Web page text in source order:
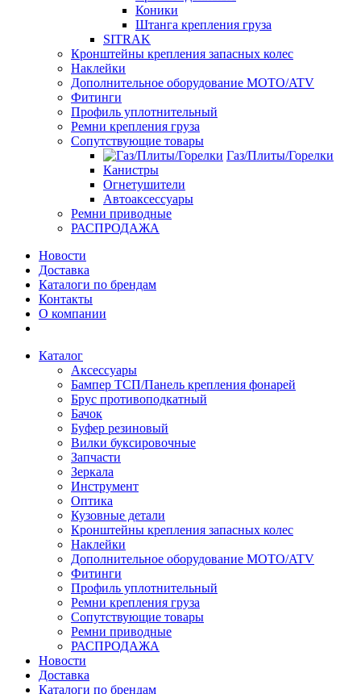
Коники
Штанга крепления груза
SITRAK
Кронштейны крепления запасных колес
Наклейки
Дополнительное оборудование MOTO/ATV
Фитинги
Профиль уплотнительный
Ремни крепления груза
Сопутствующие товары
Газ/Плиты/Горелки
Канистры
Огнетушители
Автоаксессуары
Ремни приводные
РАСПРОДАЖА
Новости
Доставка
Каталоги по брендам
Контакты
О компании
Каталог
Аксессуары
Бампер ТСП/Панель крепления фонарей
Брус противоподкатный
Бачок
Буфер резиновый
Вилки буксировочные
Запчасти
Зеркала
Инструмент
Оптика
Кузовные детали
Кронштейны крепления запасных колес
Наклейки
Дополнительное оборудование MOTO/ATV
Фитинги
Профиль уплотнительный
Ремни крепления груза
Сопутствующие товары
Ремни приводные
РАСПРОДАЖА
Новости
Доставка
Каталоги по брендам